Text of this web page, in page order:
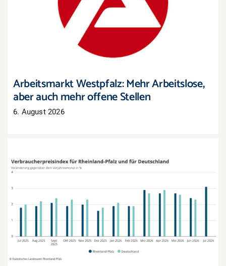
Arbeitsmarkt Westpfalz: Mehr Arbeitslose, aber
auch mehr offene Stellen
Arbeitsmarkt Westpfalz: Mehr Arbeitslose,
aber auch mehr offene Stellen
6. August 2026
Inflation in Rheinland-Pfalz zieht im Juli deutlich